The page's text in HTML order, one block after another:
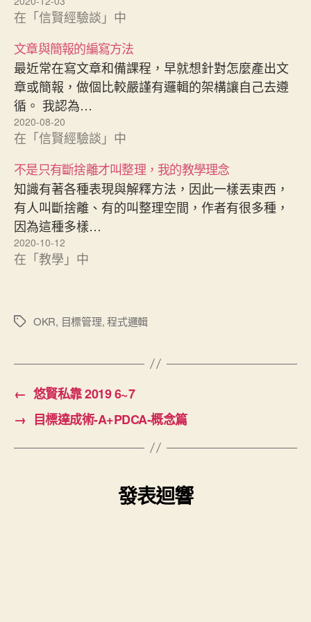
在「信賢經驗談」中
文章與簡報的編寫方法
最近常在寫文章和備課程，早就想針對怎麼產出文
章或簡報，做個比較嚴謹有邏輯的架構讓自己去遵
循。 我認為…
2020-08-20
在「信賢經驗談」中
不是只有斷捨離才叫整理，我的教學理念
知識有著各種表現與解釋方法，因此一樣丟東西，
有人叫斷捨離、有的叫整理空間，作者有很多種，
因為這種多樣…
2020-10-12
在「教學」中
標
OKR, 目標管理,程式邏輯
← 悠賢私靠 2019 6~7
→ 目標達成術-A+PDCA-概念篇
發表迴響